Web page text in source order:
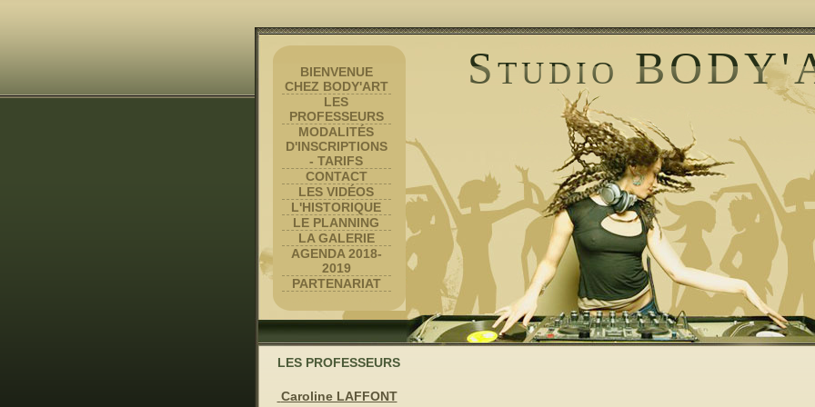
BIENVENUE
CHEZ BODY'ART
LES
PROFESSEURS
MODALITÉS
D'INSCRIPTIONS
- TARIFS
CONTACT
LES VIDÉOS
L'HISTORIQUE
LE PLANNING
LA GALERIE
AGENDA 2018-
2019
PARTENARIAT
Studio
LES PROFESSEURS
Caroline LAFFONT